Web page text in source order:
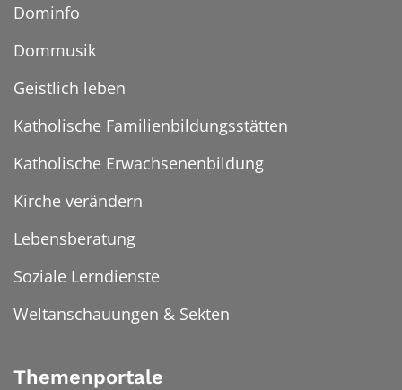
Dominfo
Dommusik
Geistlich leben
Katholische Familienbildungsstätten
Katholische Erwachsenenbildung
Kirche verändern
Lebensberatung
Soziale Lerndienste
Weltanschauungen & Sekten
Themenportale